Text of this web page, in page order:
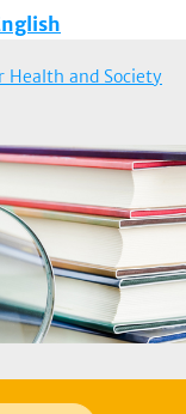
Health and Society